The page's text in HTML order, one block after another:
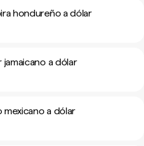
hondureño a dólar
a dólar
a dólar